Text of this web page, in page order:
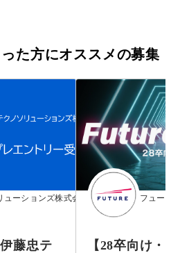
た方にオススメの募集
ーションズ株式会社
藤忠テ
フュー
【28卒向け